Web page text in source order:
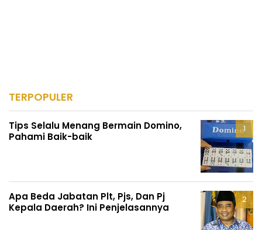
TERPOPULER
Tips Selalu Menang Bermain Domino,
Pahami Baik-baik
Apa Beda Jabatan Plt, Pjs, Dan Pj
Kepala Daerah? Ini Penjelasannya